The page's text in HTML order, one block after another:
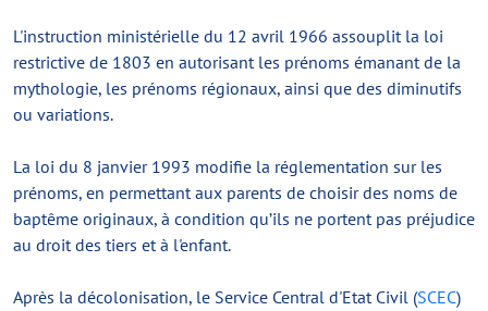
L'instruction ministérielle du 12 avril 1966 assouplit la loi
restrictive de 1803 en autorisant les prénoms émanant de la
mythologie, les prénoms régionaux, ainsi que des diminutifs
ou variations.
La loi du 8 janvier 1993 modifie la réglementation sur les
prénoms, en permettant aux parents de choisir des noms de
baptême originaux, à condition qu’ils ne portent pas préjudice
au droit des tiers et à l'enfant.
Après la décolonisation, le Service Central d'Etat Civil (SCEC)